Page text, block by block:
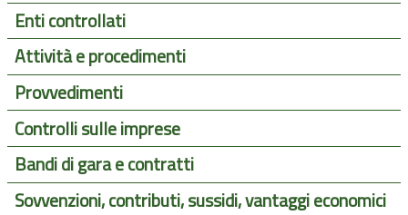
Enti controllati
Attività e procedimenti
Provvedimenti
Controlli sulle imprese
Bandi di gara e contratti
Sovvenzioni, contributi, sussidi, vantaggi economici